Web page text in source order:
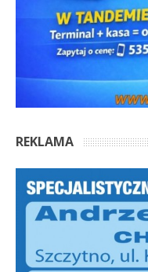
REKLAMA